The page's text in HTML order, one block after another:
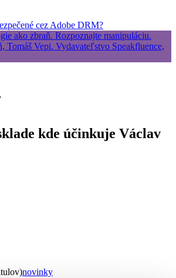
cez Adobe DRM?
kde účinkuje Václav
novinky